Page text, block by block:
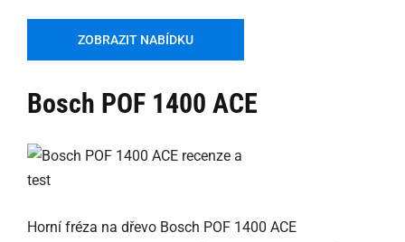
ZOBRAZIT NABÍDKU
Bosch POF 1400 ACE
Horní fréza na dřevo Bosch POF 1400 ACE